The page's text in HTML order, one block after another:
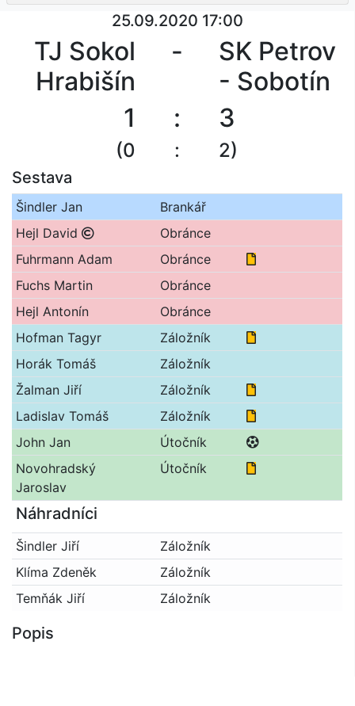
25.09.2020 17:00
TJ Sokol
Hrabišín
-
SK Petrov
- Sobotín
1
: 3
(0 : 2)
Sestava
Šindler Jan
Brankář
Hejl David
Obránce
Fuhrmann Adam
Obránce
Fuchs Martin
Obránce
Hejl Antonín
Obránce
Hofman Tagyr
Záložník
Horák Tomáš
Záložník
Žalman Jiří
Záložník
Ladislav Tomáš
Záložník
John Jan
Útočník
Novohradský
Jaroslav
Útočník
Náhradníci
Šindler Jiří
Záložník
Klíma Zdeněk
Záložník
Temňák Jiří
Záložník
Popis